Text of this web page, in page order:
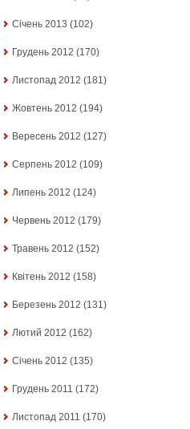
Січень 2013 (102)
Грудень 2012 (170)
Листопад 2012 (181)
Жовтень 2012 (194)
Вересень 2012 (127)
Серпень 2012 (109)
Липень 2012 (124)
Червень 2012 (179)
Травень 2012 (152)
Квітень 2012 (158)
Березень 2012 (131)
Лютий 2012 (162)
Січень 2012 (135)
Грудень 2011 (172)
Листопад 2011 (170)